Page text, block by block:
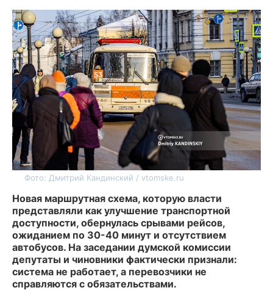
Фото: Дмитрий Кандинский / vtomske.ru
Новая маршрутная схема, которую власти
представляли как улучшение транспортной
доступности, обернулась срывами рейсов,
ожиданием по 30-40 минут и отсутствием
автобусов. На заседании думской комиссии
депутаты и чиновники фактически признали:
система не работает, а перевозчики не
справляются с обязательствами.